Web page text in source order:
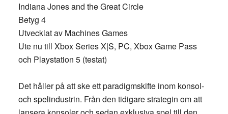
Indiana Jones and the Great Circle
Betyg 4
Utvecklat av Machines Games
Ute nu till Xbox Series X|S, PC, Xbox Game Pass
och Playstation 5 (testat)
Det håller på att ske ett paradigmskifte inom konsol-
och spelindustrin. Från den tidigare strategin om att